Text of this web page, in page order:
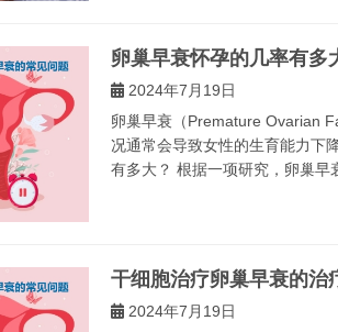
卵巢早衰怀孕的几率有多
2024年7月19日
卵巢早衰（Premature Ovarian
况通常会导致女性的生育能力下
有多大？ 根据一项研究，卵巢早
干细胞治疗卵巢早衰的治
2024年7月19日